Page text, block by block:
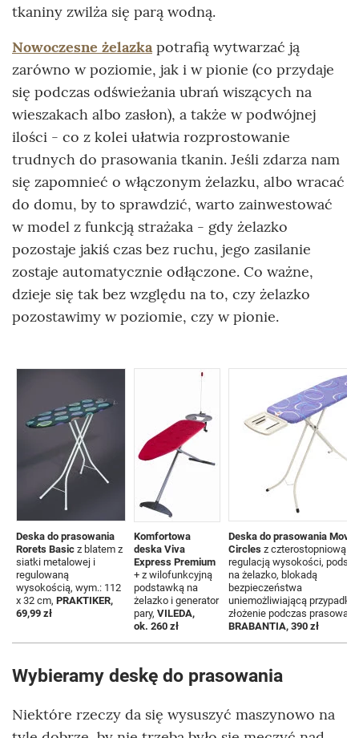
tkaniny zwilża się parą wodną.
Nowoczesne żelazkapotrafią wytwarzać ją
zarówno w poziomie, jak i w pionie (co przydaje
się podczas odświeżania ubrań wiszących na
wieszakach albo zasłon), a także w podwójnej
ilości - co z kolei ułatwia rozprostowanie
trudnych do prasowania tkanin. Jeśli zdarza nam
się zapomnieć o włączonym żelazku, albo wracać
do domu, by to sprawdzić, warto zainwestować
w model z funkcją strażaka - gdy żelazko
pozostaje jakiś czas bez ruchu, jego zasilanie
zostaje automatycznie odłączone. Co ważne,
dzieje się tak bez względu na to, czy żelazko
pozostawimy w poziomie, czy w pionie.
Deska do prasowania
Rorets Basic z blatem z
siatki metalowej i
regulowaną
wysokością, wym.: 112
x 32 cm, PRAKTIKER,
69,99 zł
Komfortowa
deska Viva
Express Premium
+ z wilofunkcyjną
podstawką na
żelazko i generator
pary, VILEDA,
ok. 260 zł
Deska do prasowania
Circles z czterostopniową
regulacją wysokości,
na żelazko, blokadą
bezpieczeństwa
uniemożliwiającą
złożenie podczas
BRABANTIA, 390 zł
Wybieramy deskę do prasowania
Niektóre rzeczy da się wysuszyć maszynowo na